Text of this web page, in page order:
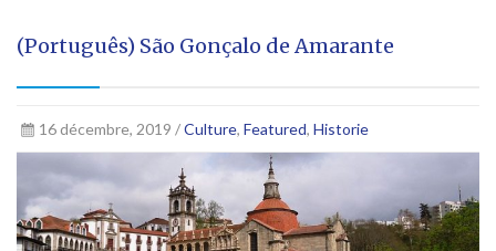
(Português) São Gonçalo de Amarante
16 décembre, 2019 /Culture, Featured, Historie